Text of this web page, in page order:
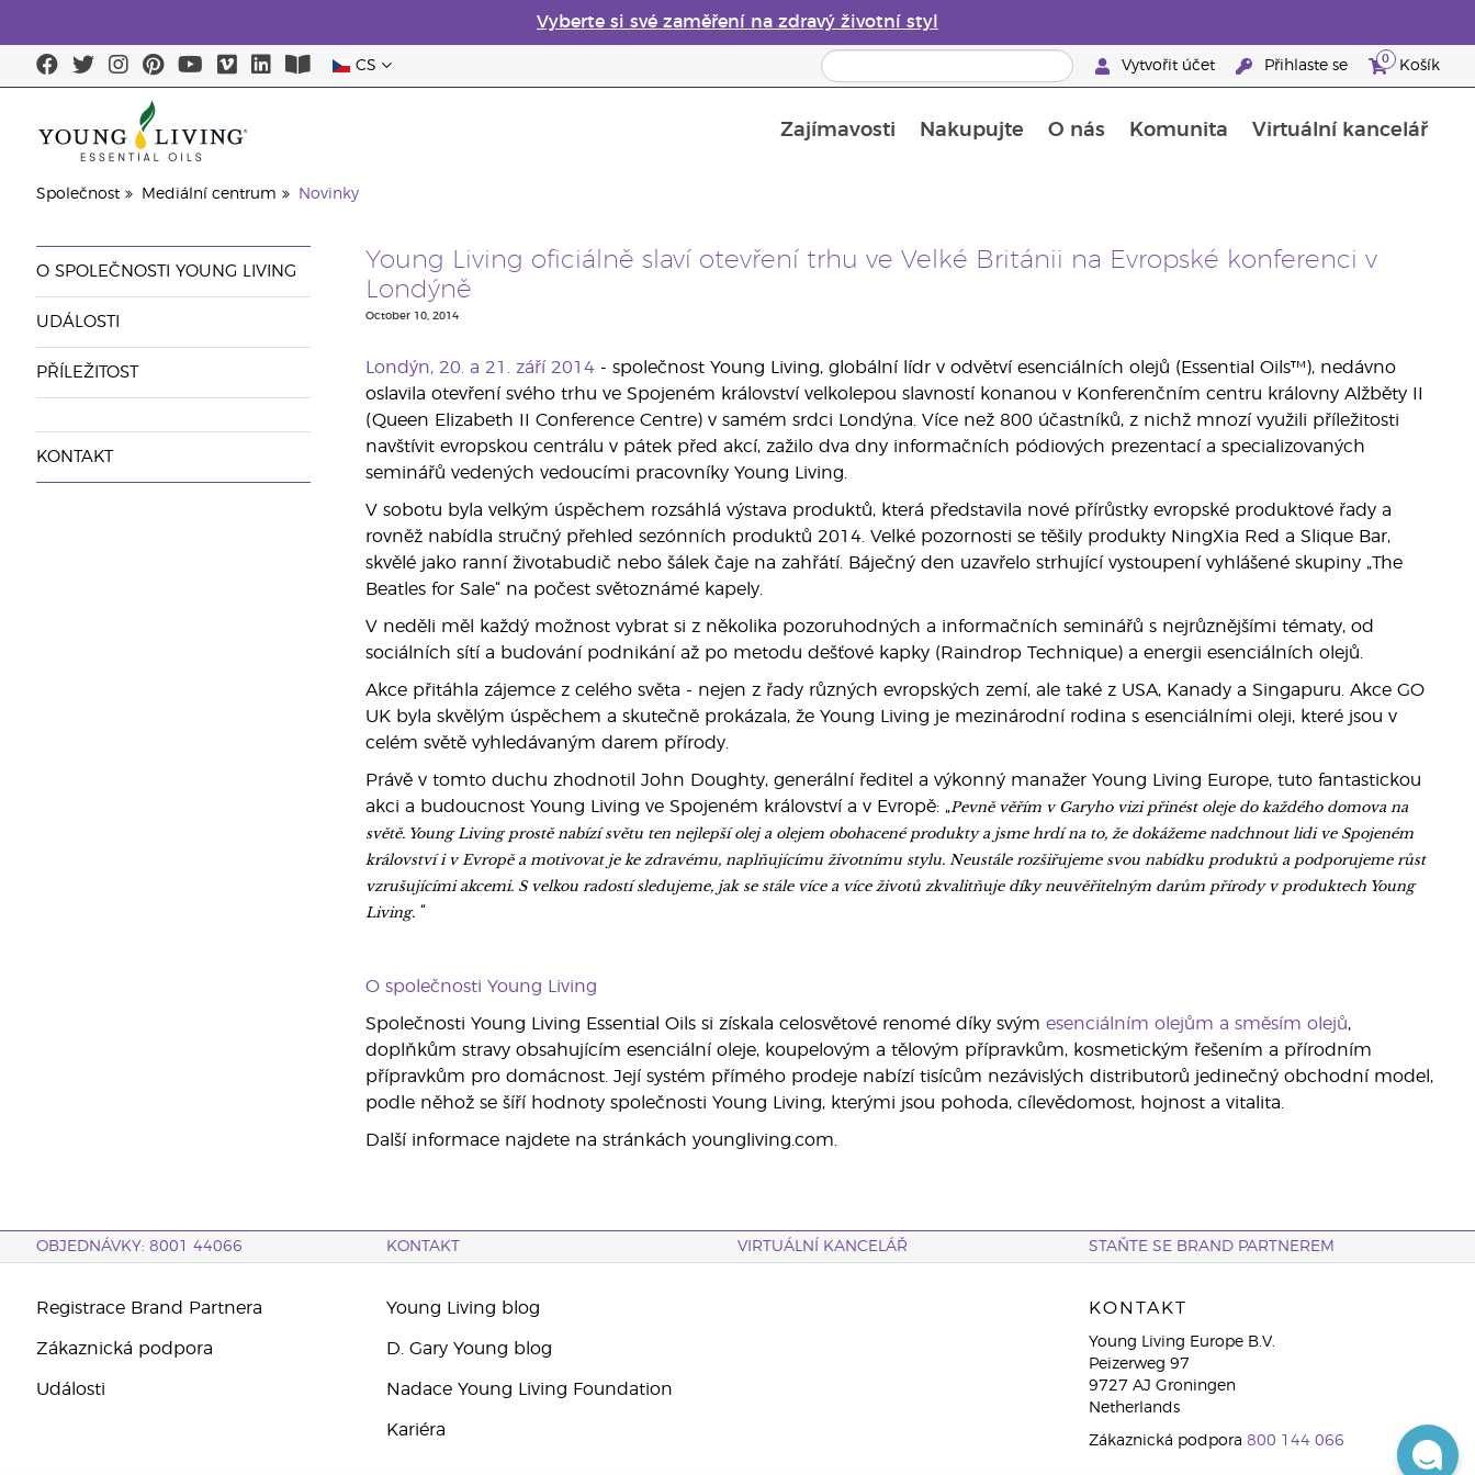
Vyberte si své zaměření na zdravý životní styl
CS Vytvořit účet Přihlaste se 0 Košík
Zajímavosti Nakupujte O nás Komunita Virtuální kancelář
Společnost Mediální centrum Novinky
O SPOLEČNOSTI YOUNG LIVING
UDÁLOSTI
PŘÍLEŽITOST
KONTAKT
Young Living oficiálně slaví otevření trhu ve Velké Británii na Evropské konferenci v
Londýně
October 10, 2014
Londýn, 20. a 21. září 2014 - společnost Young Living, globální lídr v odvětví esenciálních olejů (Essential Oils™), nedávno
oslavila otevření svého trhu ve Spojeném království velkolepou slavností konanou v Konferenčním centru královny Alžběty II
(Queen Elizabeth II Conference Centre) v samém srdci Londýna. Více než 800 účastníků, z nichž mnozí využili příležitosti
navštívit evropskou centrálu v pátek před akcí, zažilo dva dny informačních pódiových prezentací a specializovaných
seminářů vedených vedoucími pracovníky Young Living.
V sobotu byla velkým úspěchem rozsáhlá výstava produktů, která představila nové přírůstky evropské produktové řady a
rovněž nabídla stručný přehled sezónních produktů 2014. Velké pozornosti se těšily produkty NingXia Red a Slique Bar,
skvělé jako ranní životabudič nebo šálek čaje na zahřátí. Báječný den uzavřelo strhující vystoupení vyhlášené skupiny „The
Beatles for Sale“ na počest světoznámé kapely.
V neděli měl každý možnost vybrat si z několika pozoruhodných a informačních seminářů s nejrůznějšími tématy, od
sociálních sítí a budování podnikání až po metodu dešťové kapky (Raindrop Technique) a energii esenciálních olejů.
Akce přitáhla zájemce z celého světa - nejen z řady různých evropských zemí, ale také z USA, Kanady a Singapuru. Akce GO
UK byla skvělým úspěchem a skutečně prokázala, že Young Living je mezinárodní rodina s esenciálními oleji, které jsou v
celém světě vyhledávaným darem přírody.
Právě v tomto duchu zhodnotil John Doughty, generální ředitel a výkonný manažer Young Living Europe, tuto fantastickou
akci a budoucnost Young Living ve Spojeném království a v Evropě: „Pevně věřím v Garyho vizi přinést oleje do každého domova na
světě. Young Living prostě nabízí světu ten nejlepší olej a olejem obohacené produkty a jsme hrdí na to, že dokážeme nadchnout lidi ve Spojeném
království i v Evropě a motivovat je ke zdravému, naplňujícímu životnímu stylu. Neustále rozšiřujeme svou nabídku produktů a podporujeme růst
vzrušujícími akcemi. S velkou radostí sledujeme, jak se stále více a více životů zkvalitňuje díky neuvěřitelným darům přírody v produktech Young
Living.“
O společnosti Young Living
Společnosti Young Living Essential Oils si získala celosvětové renomé díky svým esenciálním olejům a směsím olejů,
doplňkům stravy obsahujícím esenciální oleje, koupelovým a tělovým přípravkům, kosmetickým řešením a přírodním
přípravkům pro domácnost. Její systém přímého prodeje nabízí tisícům nezávislých distributorů jedinečný obchodní model,
podle něhož se šíří hodnoty společnosti Young Living, kterými jsou pohoda, cílevědomost, hojnost a vitalita.
Další informace najdete na stránkách youngliving.com.
OBJEDNÁVKY: 8001 44066 KONTAKT VIRTUÁLNÍ KANCELÁŘ STAŇTE SE BRAND PARTNEREM
Registrace Brand Partnera
Zákaznická podpora
Události
Young Living blog
D. Gary Young blog
Nadace Young Living Foundation
Kariéra
KONTAKT
Young Living Europe B.V.
Peizerweg 97
9727 AJ Groningen
Netherlands
Zákaznická podpora 800 144 066